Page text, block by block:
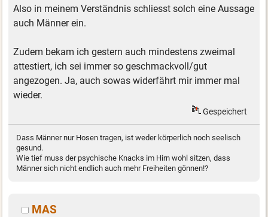
Also in meinem Verständnis schliesst solch eine Aussage
auch Männer ein.
Zudem bekam ich gestern auch mindestens zweimal
attestiert, ich sei immer so geschmackvoll/gut
angezogen. Ja, auch sowas widerfährt mir immer mal
wieder.
Gespeichert
Dass Männer nur Hosen tragen, ist weder körperlich noch seelisch
gesund.
Wie tief muss der psychische Knacks im Hirn wohl sitzen, dass
Männer sich nicht endlich auch mehr Freiheiten gönnen!?
MAS